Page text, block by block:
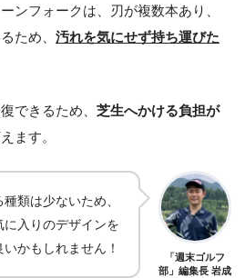
ンフォークは、刃が複数本あり、
ため、 汚れを気にせず持ち運びた
できるため、 芝生へかける負担が
ます。
類は少ないため、
に入りのデザインを
かもしれません！
「週末ゴルフ
部」編集長 岩成